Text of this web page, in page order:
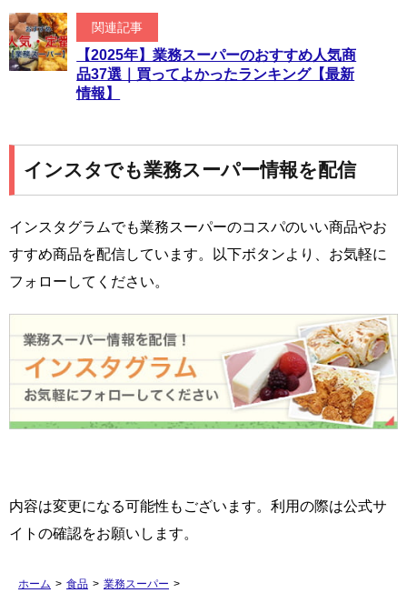
関連記事
【2025年】業務スーパーのおすすめ人気商
品37選｜買ってよかったランキング【最新
情報】
インスタでも業務スーパー情報を配信
インスタグラムでも業務スーパーのコスパのいい商品やお
すすめ商品を配信しています。以下ボタンより、お気軽に
フォローしてください。
内容は変更になる可能性もございます。利用の際は公式サ
イトの確認をお願いします。
ホーム > 食品 > 業務スーパー >